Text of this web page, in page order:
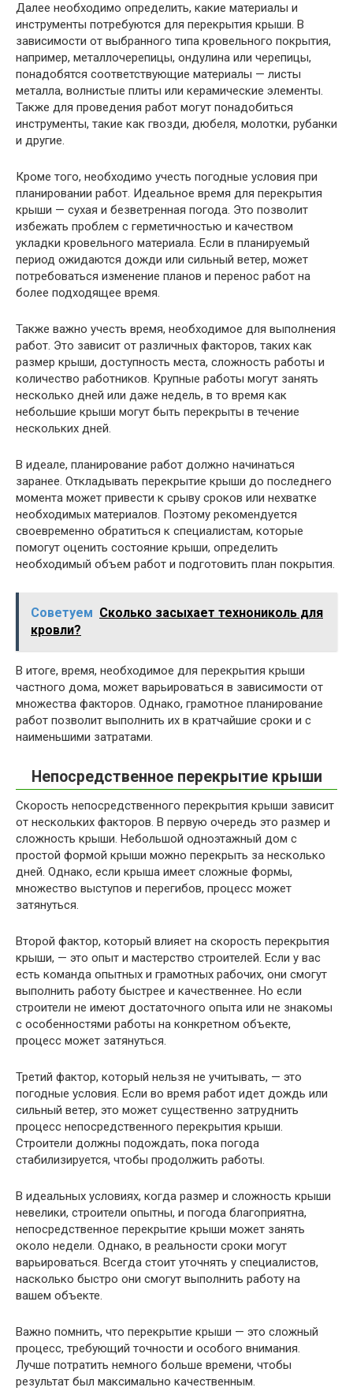
Далее необходимо определить, какие материалы и
инструменты потребуются для перекрытия крыши. В
зависимости от выбранного типа кровельного покрытия,
например, металлочерепицы, ондулина или черепицы,
понадобятся соответствующие материалы — листы
металла, волнистые плиты или керамические элементы.
Также для проведения работ могут понадобиться
инструменты, такие как гвозди, дюбеля, молотки, рубанки
и другие.
Кроме того, необходимо учесть погодные условия при
планировании работ. Идеальное время для перекрытия
крыши — сухая и безветренная погода. Это позволит
избежать проблем с герметичностью и качеством
укладки кровельного материала. Если в планируемый
период ожидаются дожди или сильный ветер, может
потребоваться изменение планов и перенос работ на
более подходящее время.
Также важно учесть время, необходимое для выполнения
работ. Это зависит от различных факторов, таких как
размер крыши, доступность места, сложность работы и
количество работников. Крупные работы могут занять
несколько дней или даже недель, в то время как
небольшие крыши могут быть перекрыты в течение
нескольких дней.
В идеале, планирование работ должно начинаться
заранее. Откладывать перекрытие крыши до последнего
момента может привести к срыву сроков или нехватке
необходимых материалов. Поэтому рекомендуется
своевременно обратиться к специалистам, которые
помогут оценить состояние крыши, определить
необходимый объем работ и подготовить план покрытия.
Советуем Сколько засыхает технониколь для
кровли?
В итоге, время, необходимое для перекрытия крыши
частного дома, может варьироваться в зависимости от
множества факторов. Однако, грамотное планирование
работ позволит выполнить их в кратчайшие сроки и с
наименьшими затратами.
Непосредственное перекрытие крыши
Скорость непосредственного перекрытия крыши зависит
от нескольких факторов. В первую очередь это размер и
сложность крыши. Небольшой одноэтажный дом с
простой формой крыши можно перекрыть за несколько
дней. Однако, если крыша имеет сложные формы,
множество выступов и перегибов, процесс может
затянуться.
Второй фактор, который влияет на скорость перекрытия
крыши, — это опыт и мастерство строителей. Если у вас
есть команда опытных и грамотных рабочих, они смогут
выполнить работу быстрее и качественнее. Но если
строители не имеют достаточного опыта или не знакомы
с особенностями работы на конкретном объекте,
процесс может затянуться.
Третий фактор, который нельзя не учитывать, — это
погодные условия. Если во время работ идет дождь или
сильный ветер, это может существенно затруднить
процесс непосредственного перекрытия крыши.
Строители должны подождать, пока погода
стабилизируется, чтобы продолжить работы.
В идеальных условиях, когда размер и сложность крыши
невелики, строители опытны, и погода благоприятна,
непосредственное перекрытие крыши может занять
около недели. Однако, в реальности сроки могут
варьироваться. Всегда стоит уточнять у специалистов,
насколько быстро они смогут выполнить работу на
вашем объекте.
Важно помнить, что перекрытие крыши — это сложный
процесс, требующий точности и особого внимания.
Лучше потратить немного больше времени, чтобы
результат был максимально качественным.